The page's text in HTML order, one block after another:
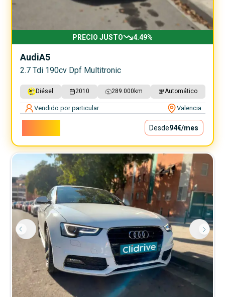
PRECIO JUSTO 4.49%
AudiA5
2.7 Tdi 190cv Dpf Multitronic
Diésel 2010 289.000 km Automático
Vendido por particular Valencia
Desde94€/mes